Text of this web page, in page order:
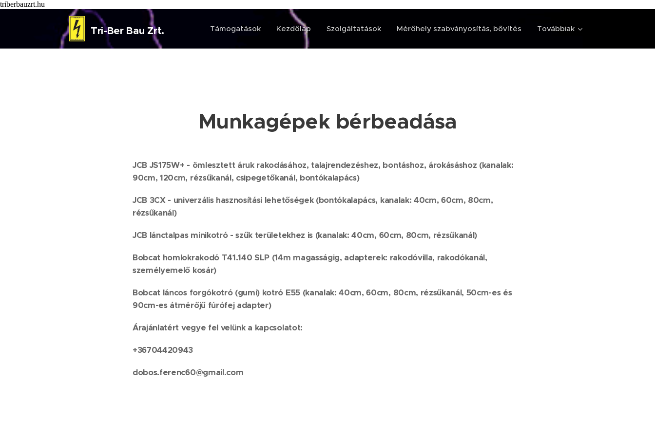
triberbauzrt.hu
Tri-Ber Bau Zrt. Támogatások Kezdőlap Szolgáltatások Mérőhely szabványosítás, bővítés Továbbiak
Munkagépek bérbeadása
JCB JS175W+ - ömlesztett áruk rakodásához, talajrendezéshez, bontáshoz, árokásáshoz (kanalak:
90cm, 120cm, rézsűkanál, csipegetőkanál, bontókalapács)
JCB 3CX - univerzális hasznosítási lehetőségek (bontókalapács, kanalak: 40cm, 60cm, 80cm,
rézsűkanál)
JCB lánctalpas minikotró - szűk területekhez is (kanalak: 40cm, 60cm, 80cm, rézsűkanál)
Bobcat homlokrakodó T41.140 SLP (14m magasságig, adapterek: rakodóvilla, rakodókanál,
személyemelő kosár)
Bobcat láncos forgókotró (gumi) kotró E55 (kanalak: 40cm, 60cm, 80cm, rézsűkanál, 50cm-es és
90cm-es átmérőjű fúrófej adapter)
Árajánlatért vegye fel velünk a kapcsolatot:
+36704420943
dobos.ferenc60@gmail.com